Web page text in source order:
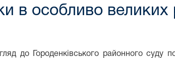
в особливо великих
до Городенківського районного суду